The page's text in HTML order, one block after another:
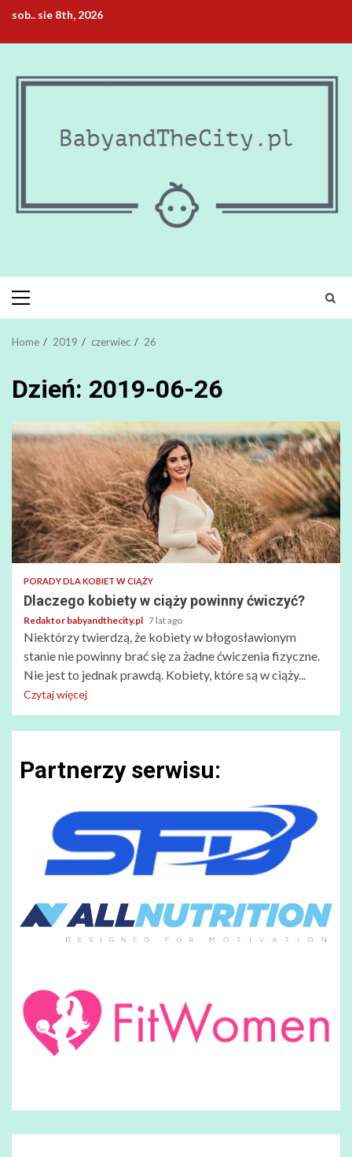
content
sob.. sie 8th, 2026
Primary
Menu
Home 2019 czerwiec 26
Dzień: 2019-06-26
PORADY DLA KOBIET W CIĄŻY
Dlaczego kobiety w ciąży powinny ćwiczyć?
Redaktor babyandthecity.pl 7 lat ago
Niektórzy twierdzą, że kobiety w błogosławionym
stanie nie powinny brać się za żadne ćwiczenia fizyczne.
Nie jest to jednak prawdą. Kobiety, które są w ciąży...
Czytaj więcej
Partnerzy serwisu: